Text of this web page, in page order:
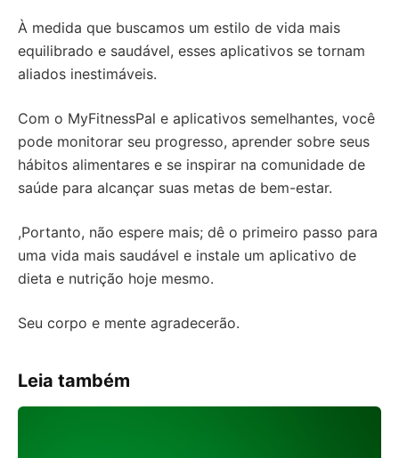
À medida que buscamos um estilo de vida mais
equilibrado e saudável, esses aplicativos se tornam
aliados inestimáveis.
Com o MyFitnessPal e aplicativos semelhantes, você
pode monitorar seu progresso, aprender sobre seus
hábitos alimentares e se inspirar na comunidade de
saúde para alcançar suas metas de bem-estar.
,Portanto, não espere mais; dê o primeiro passo para
uma vida mais saudável e instale um aplicativo de
dieta e nutrição hoje mesmo.
Seu corpo e mente agradecerão.
Leia também